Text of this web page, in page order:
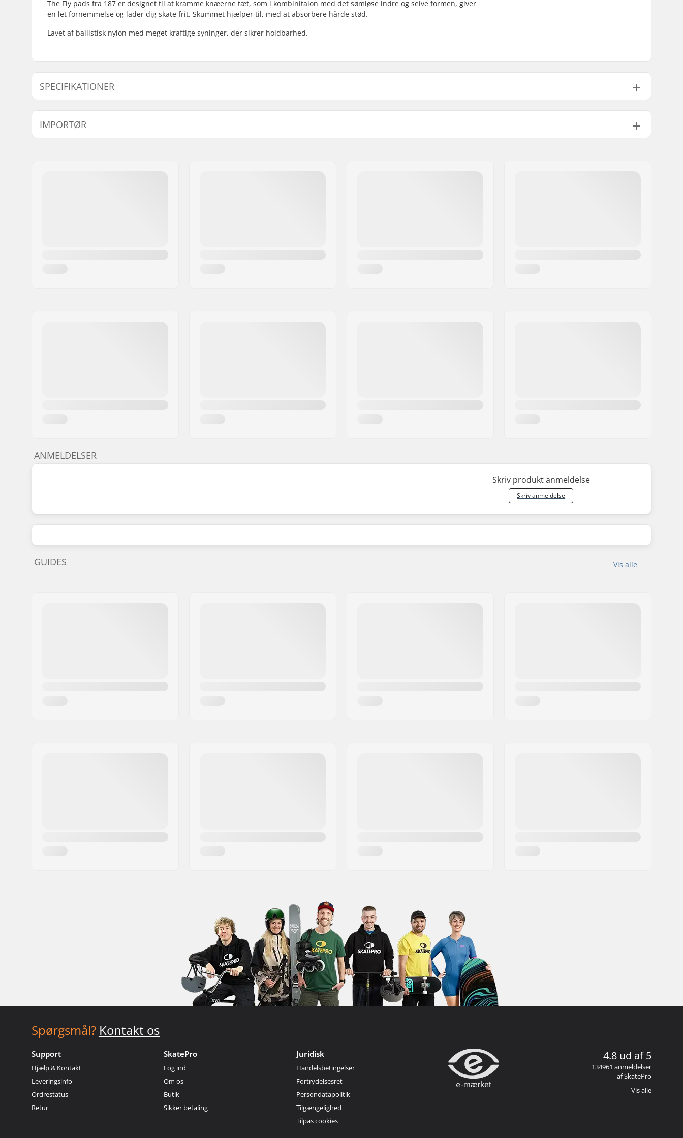
The Fly pads fra 187 er designet til at kramme knæerne tæt, som i kombinitaion med det sømløse indre og selve formen, giver
en let fornemmelse og lader dig skate frit. Skummet hjælper til, med at absorbere hårde stød.
Lavet af ballistisk nylon med meget kraftige syninger, der sikrer holdbarhed.
SPECIFIKATIONER
Beskyttelse: Foam system
IMPORTØR
ANMELDELSER
Skriv produkt anmeldelse
Skriv anmeldelse
Vis alle
GUIDES
Spørgsmål? Kontakt os
Support
Hjælp & Kontakt
Leveringsinfo
Ordrestatus
Retur
SkatePro
Log ind
Om os
Butik
Sikker betaling
Juridisk
Handelsbetingelser
Fortrydelsesret
Persondatapolitik
Tilgængelighed
Tilpas cookies
4.8 ud af 5
134961 anmeldelser
af SkatePro
Vis alle